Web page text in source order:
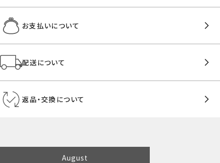
お支払いについて
配送について
返品・交換について
August